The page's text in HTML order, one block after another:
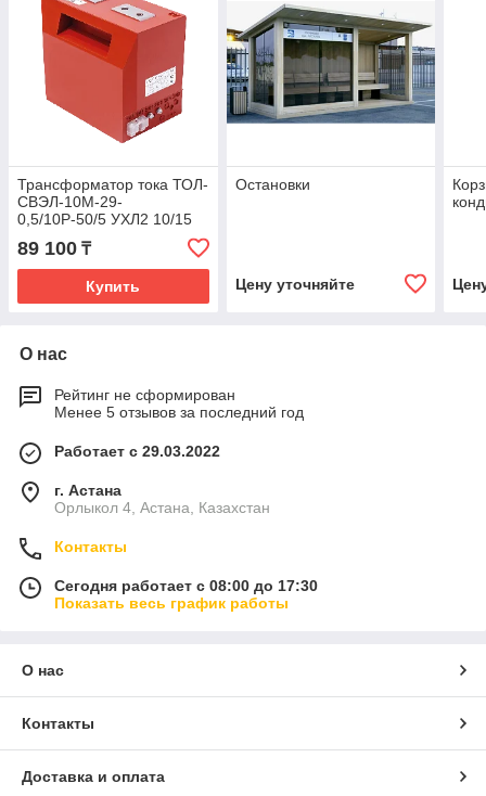
Трансформатор тока ТОЛ-
СВЭЛ-10М-29-
0,5/10Р-50/5 УХЛ2 10/15
89 100 ₸
Купить
Остановки
Цену уточняйте
О нас
Рейтинг не сформирован
Менее 5 отзывов за последний год
Работает с 29.03.2022
г. Астана
Орлыкол 4, Астана, Казахстан
Контакты
Сегодня работает с 08:00 до 17:30
Показать весь график работы
О нас
Контакты
Доставка и оплата